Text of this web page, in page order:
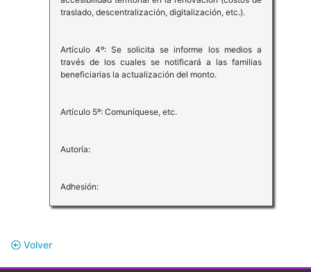
traslado, descentralización, digitalización, etc.).
Artículo 4º: Se solicita se informe los medios a
través de los cuales se notificará a las familias
beneficiarias la actualización del monto.
Artículo 5º: Comuníquese, etc.
Autoría:
Adhesión:
Volver